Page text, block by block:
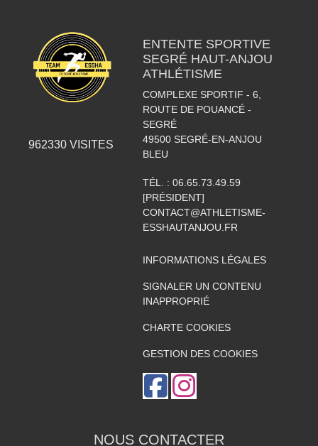
962330 VISITES
ENTENTE SPORTIVE
SEGRÉ HAUT-ANJOU
ATHLÉTISME
COMPLEXE SPORTIF - 6,
ROUTE DE POUANCÉ -
SEGRÉ
49500 SEGRÉ-EN-ANJOU
BLEU
TÉL. : 06.65.73.49.59
[PRÉSIDENT]
CONTACT@ATHLETISME-
ESSHAUTANJOU.FR
INFORMATIONS LÉGALES
SIGNALER UN CONTENU
INAPPROPRIÉ
CHARTE COOKIES
GESTION DES COOKIES
NOUS CONTACTER